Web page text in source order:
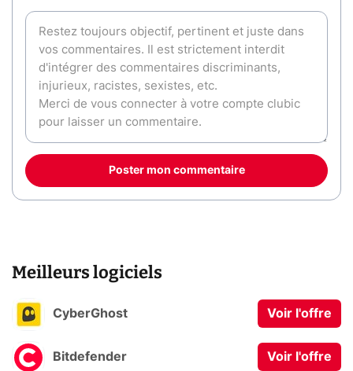
Poster mon commentaire
Meilleurs logiciels
CyberGhost Voir l'offre
Bitdefender Voir l'offre